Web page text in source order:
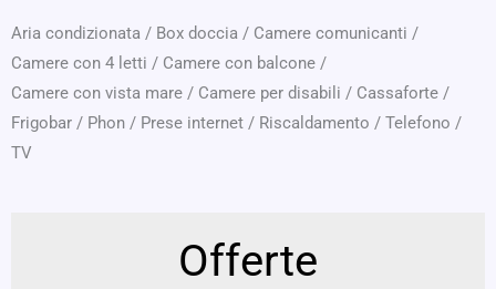
Aria condizionata / Box doccia / Camere comunicanti /
Camere con 4 letti / Camere con balcone /
Camere con vista mare / Camere per disabili / Cassaforte /
Frigobar / Phon / Prese internet / Riscaldamento / Telefono /
TV
Offerte